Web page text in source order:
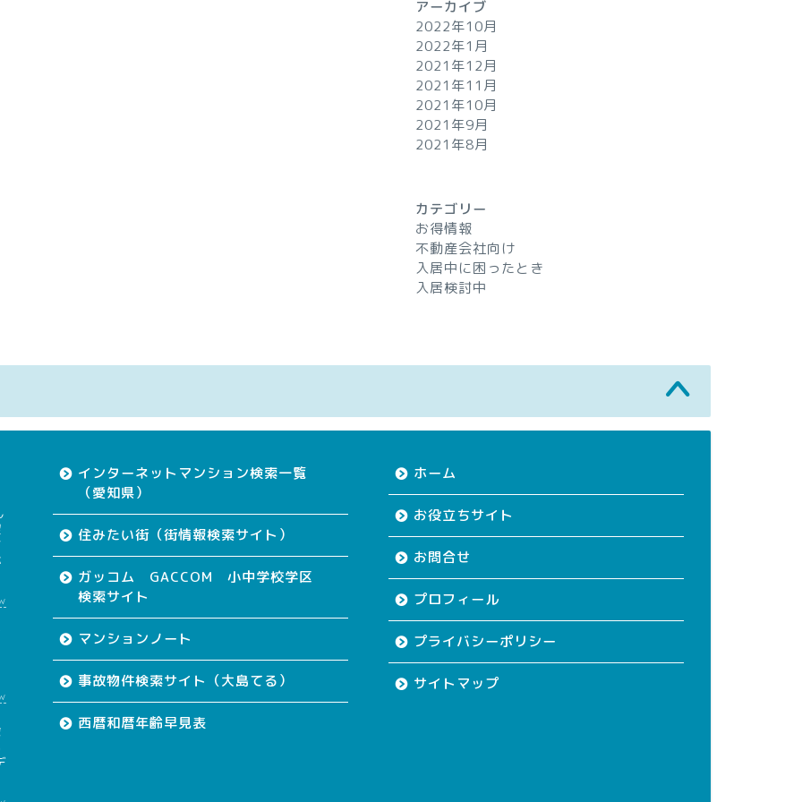
アーカイブ
2022年10月
2022年1月
2021年12月
2021年11月
2021年10月
2021年9月
2021年8月
カテゴリー
お得情報
不動産会社向け
入居中に困ったとき
入居検討中
インターネットマンション検索一覧
（愛知県）
住みたい街（街情報検索サイト）
ガッコム GACCOM 小中学校学区
検索サイト
マンションノート
事故物件検索サイト（大島てる）
西暦和暦年齢早見表
ホーム
お役立ちサイト
お問合せ
プロフィール
プライバシーポリシー
サイトマップ